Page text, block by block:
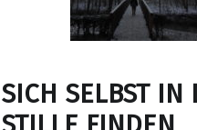
SICH SELBST IN